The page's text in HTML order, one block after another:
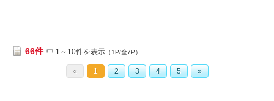
66件 中 1～10件を表示 （1P/全7P）
« 1 2 3 4 5 »